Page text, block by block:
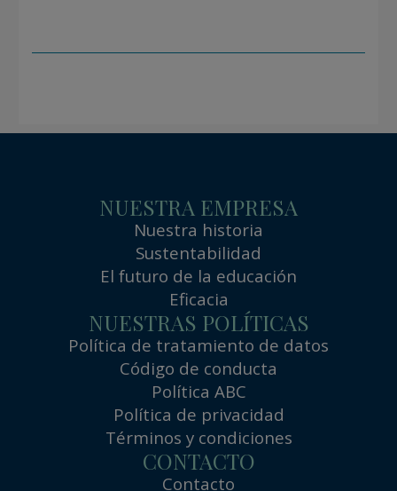
NUESTRA EMPRESA
Nuestra historia
Sustentabilidad
El futuro de la educación
Eficacia
NUESTRAS POLÍTICAS
Política de tratamiento de datos
Código de conducta
Política ABC
Política de privacidad
Términos y condiciones
CONTACTO
Contacto